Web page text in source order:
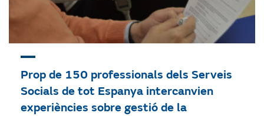
Prop de 150 professionals dels Serveis
Socials de tot Espanya intercanvien
experiències sobre gestió de la